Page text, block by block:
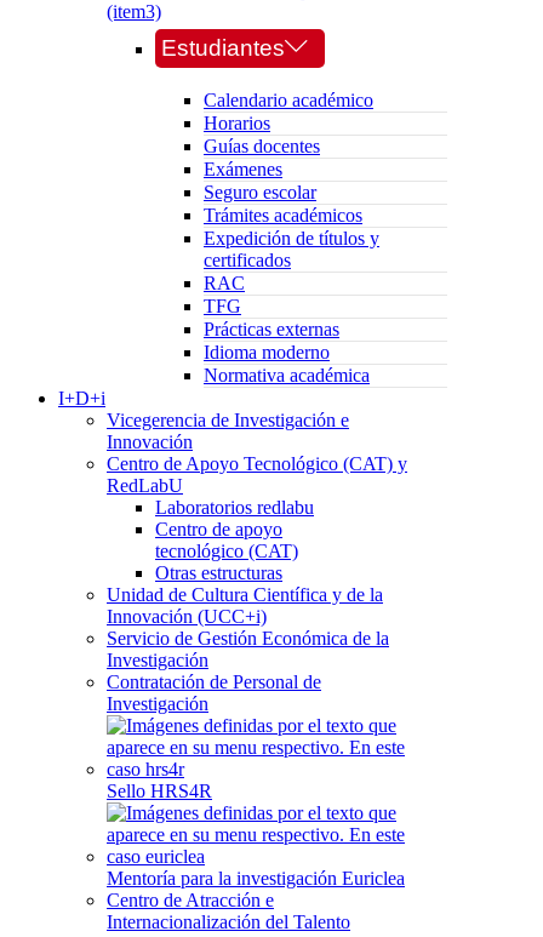
(item3)
Estudiantes
Calendario académico
Horarios
Guías docentes
Exámenes
Seguro escolar
Trámites académicos
Expedición de títulos y
certificados
RAC
TFG
Prácticas externas
Idioma moderno
Normativa académica
I+D+i
Vicegerencia de Investigación e
Innovación
Centro de Apoyo Tecnológico (CAT) y
RedLabU
Laboratorios redlabu
Centro de apoyo
tecnológico (CAT)
Otras estructuras
Unidad de Cultura Científica y de la
Innovación (UCC+i)
Servicio de Gestión Económica de la
Investigación
Contratación de Personal de
Investigación
Sello HRS4R
Mentoría para la investigación Euriclea
Centro de Atracción e
Internacionalización del Talento